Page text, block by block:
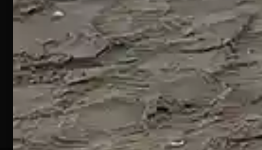
S.S. 16 KM
432
64028
Silvi
Marina
(TE)
P.Iva
01828920676